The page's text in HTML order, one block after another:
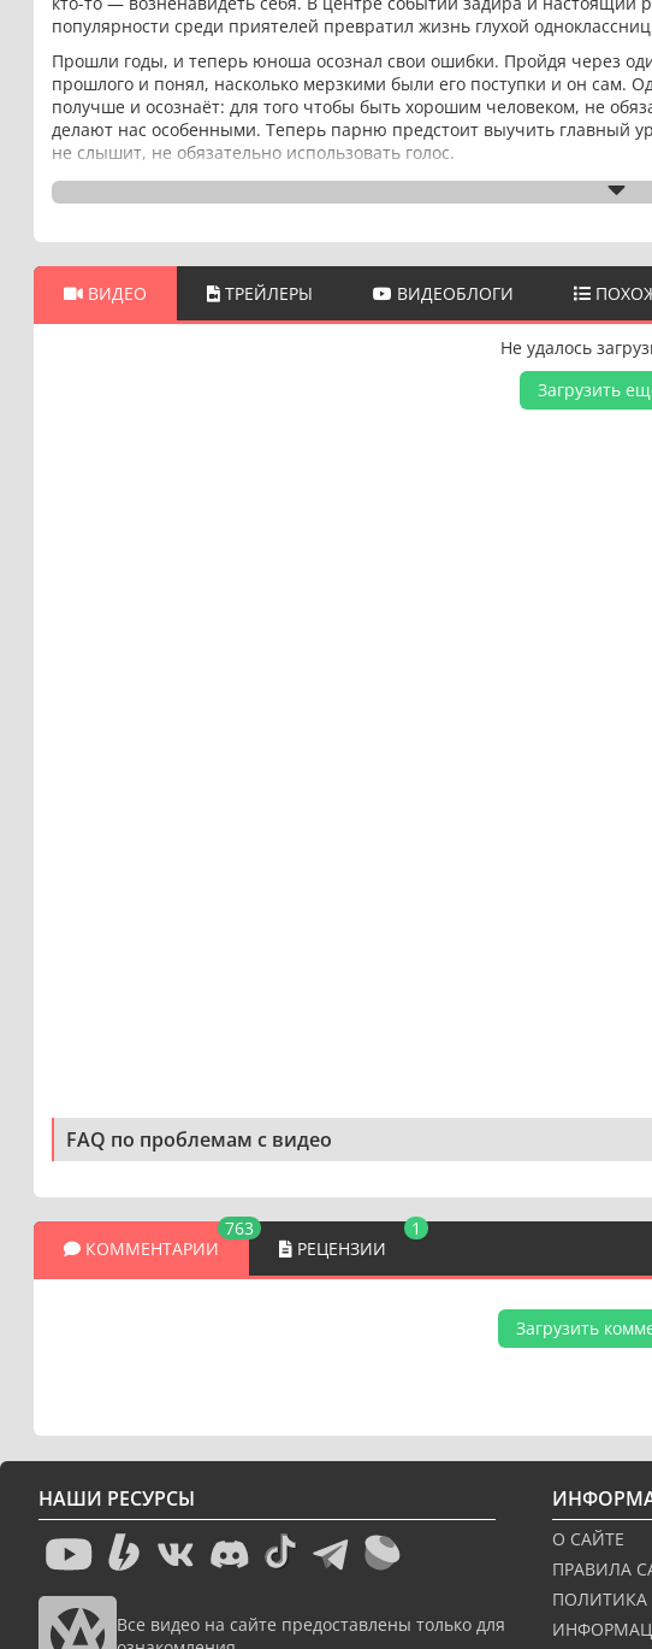
популярности среди приятелей превратил жизнь глухой
Прошли годы, и теперь юноша осознал свои ошибки. Пройдя через
прошлого и понял, насколько мерзкими были его поступки и он сам.
получше и осознаёт: для того чтобы быть хорошим человеком, не
делают нас особенными. Теперь парню предстоит выучить главный
не слышит, не обязательно использовать голос.
ВИДЕО ТРЕЙЛЕРЫ ВИДЕОБЛОГИ
Не удалось
Загрузить
FAQ по проблемам с видео
КОММЕНТАРИИ
763
РЕЦЕНЗИИ
1
Загрузить
НАШИ РЕСУРСЫ
Все видео на сайте предоставлены только для
О САЙТЕ
ПРАВИЛА